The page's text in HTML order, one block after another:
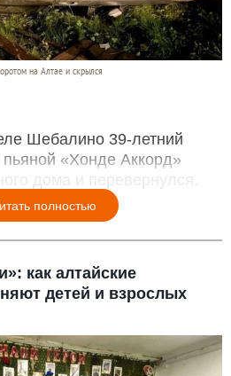
на Алтае и скрылся
Шебалино 39-летний
«Хонде Аккорд»
дома и перевернулся.
полностью
как алтайские
детей и взрослых